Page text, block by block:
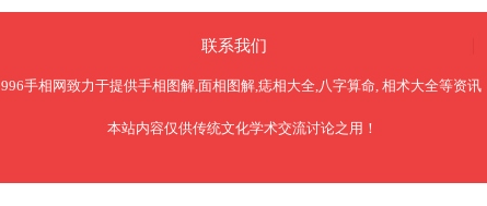
联系我们
996手相网致力于提供手相图解 ,面相图解 ,痣相大全 八字算命 ,相术大全等资讯
本站内容仅供传统文化学术交流讨论之用！